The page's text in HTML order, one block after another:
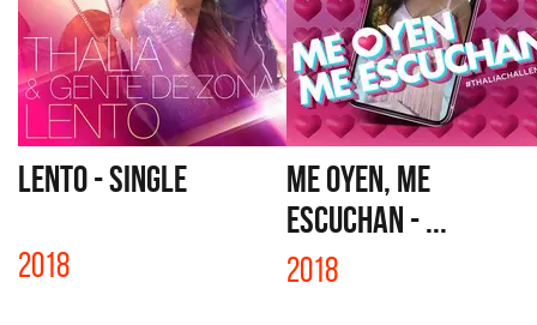
LENTO - SINGLE
2018
ME OYEN, ME
ESCUCHAN - ...
2018